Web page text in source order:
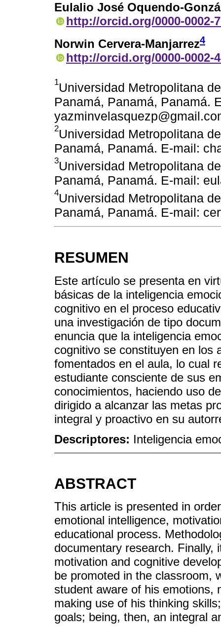
Eulalio José Oquendo-
http://orcid.org/0000-0002-
Norwin Cervera-Manjarrez4
http://orcid.org/0000-0002-
1Universidad Metropolitana
Panamá, Panamá, Panamá.
2Universidad Metropolitana
Panamá, Panamá. E-mail:
3Universidad Metropolitana
Panamá, Panamá. E-mail:
4Universidad Metropolitana
Panamá, Panamá. E-mail:
RESUMEN
Este artículo se presenta en
básicas de la inteligencia
cognitivo en el proceso
una investigación de tipo
enuncia que la inteligencia
cognitivo se constituyen en los
fomentados en el aula, lo cual
estudiante consciente de sus
conocimientos, haciendo uso
dirigido a alcanzar las metas
integral y proactivo en su
Descriptores: Inteligencia
ABSTRACT
This article is presented in
emotional intelligence,
educational process.
documentary research. Finally,
motivation and cognitive
be promoted in the classroom,
student aware of his emotions,
making use of his thinking
goals; being, then, an integral